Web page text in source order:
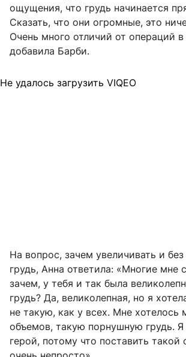
ощущения, что грудь начинается
Сказать, что они огромные, это
Очень много отличий от операций
добавила Барби.
Не удалось загрузить VIQEO
На вопрос, зачем увеличивать и
грудь, Анна ответила: «Многие мне
зачем, у тебя и так была
грудь? Да, великолепная, но я
не такую, как у всех. Мне хотелось
объемов, такую порнушную грудь. Я
герой, потому что поставить